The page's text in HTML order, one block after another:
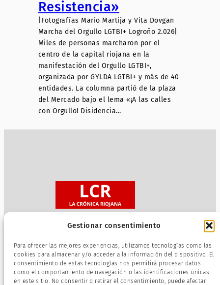
Gestionar consentimiento
Para ofrecer las mejores experiencias, utilizamos tecnologías como las
cookies para almacenar y/o acceder a la información del dispositivo. El
consentimiento de estas tecnologías nos permitirá procesar datos
como el comportamiento de navegación o las identificaciones únicas
en este sitio. No consentir o retirar el consentimiento, puede afectar
Resistencia»
|Fotografías Mario Martija y Vita Dovgan
Marcha del Orgullo LGTBI+ Logroño 2.026|
Miles de personas marcharon por el
centro de la capital riojana en la
manifestación del Orgullo LGTBI+,
organizada por GYLDA LGTBI+ y más de 40
entidades. La columna partió de la plaza
del Mercado bajo el lema «¡A las calles
con Orgullo! Disidencia…
Política de privacidad
Términos de servicio
Política de cookies